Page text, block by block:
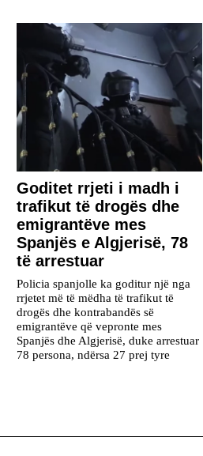
Goditet rrjeti i madh i
trafikut të drogës dhe
emigrantëve mes
Spanjës e Algjerisë, 78
të arrestuar
Policia spanjolle ka goditur një nga
rrjetet më të mëdha të trafikut të
drogës dhe kontrabandës së
emigrantëve që vepronte mes
Spanjës dhe Algjerisë, duke arrestuar
78 persona, ndërsa 27 prej tyre